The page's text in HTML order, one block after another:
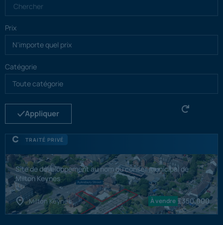
Prix
Catégorie
Appliquer
TRAITÉ PRIVÉ
Site de développement au nom du conseil municipal de
Milton Keynes
Milton Keynes À vendre £350,000